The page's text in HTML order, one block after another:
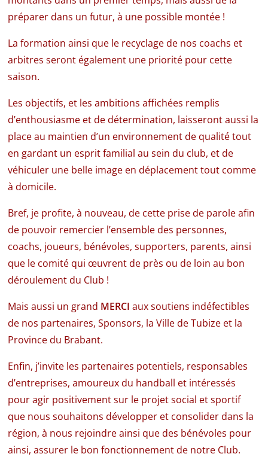
préparer dans un futur, à une possible montée !
La formation ainsi que le recyclage de nos coachs et
arbitres seront également une priorité pour cette
saison.
Les objectifs, et les ambitions affichées remplis
d’enthousiasme et de détermination, laisseront aussi la
place au maintien d’un environnement de qualité tout
en gardant un esprit familial au sein du club, et de
véhiculer une belle image en déplacement tout comme
à domicile.
Bref, je profite, à nouveau, de cette prise de parole afin
de pouvoir remercier l’ensemble des personnes,
coachs, joueurs, bénévoles, supporters, parents, ainsi
que le comité qui œuvrent de près ou de loin au bon
déroulement du Club !
Mais aussi un grand MERCI aux soutiens indéfectibles
de nos partenaires, Sponsors, la Ville de Tubize et la
Province du Brabant.
Enfin, j’invite les partenaires potentiels, responsables
d’entreprises, amoureux du handball et intéressés
pour agir positivement sur le projet social et sportif
que nous souhaitons développer et consolider dans la
région, à nous rejoindre ainsi que des bénévoles pour
ainsi, assurer le bon fonctionnement de notre Club.